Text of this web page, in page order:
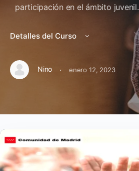
participación en el ámbito juvenil.
Detalles del Curso
Nino · enero 12, 2023